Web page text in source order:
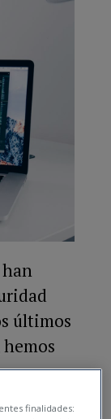
últimos
se
finalidades: